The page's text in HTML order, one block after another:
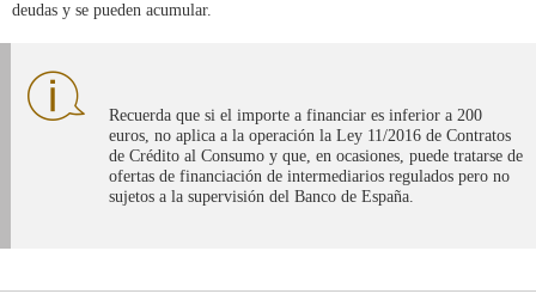
deudas y se pueden acumular.
Recuerda que si el importe a financiar es inferior a 200
euros, no aplica a la operación la Ley 11/2016 de Contratos
de Crédito al Consumo y que, en ocasiones, puede tratarse de
ofertas de financiación de intermediarios regulados pero no
sujetos a la supervisión del Banco de España.